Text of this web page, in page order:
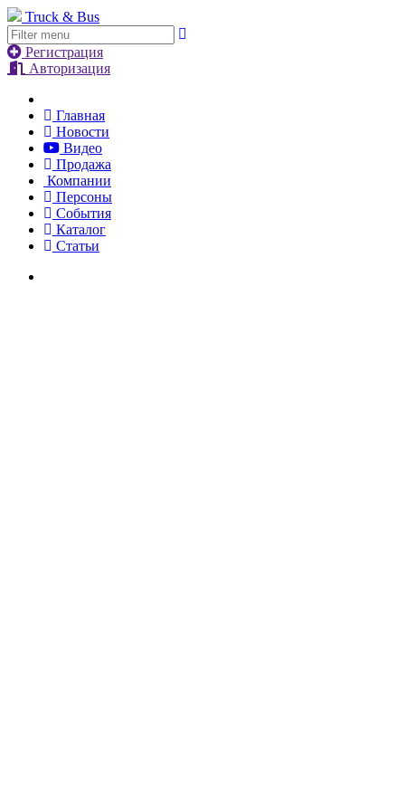
Truck & Bus
Регистрация
Авторизация
Главная
Новости
Видео
Продажа
Компании
Персоны
События
Каталог
Статьи